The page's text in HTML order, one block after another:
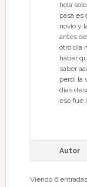
hola
pasa es
novio y
antes
otro dia
haber
saber
perdi la
dias
eso fue
Autor
Viendo 6